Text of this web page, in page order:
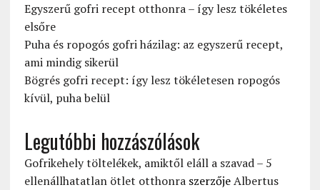
Egyszerű gofri recept otthonra – így lesz tökéletes
elsőre
Puha és ropogós gofri házilag: az egyszerű recept,
ami mindig sikerül
Bögrés gofri recept: így lesz tökéletesen ropogós
kívül, puha belül
Legutóbbi hozzászólások
Gofrikehely töltelékek, amiktől eláll a szavad – 5
ellenállhatatlan ötlet otthonraszerzőjeAlbertus